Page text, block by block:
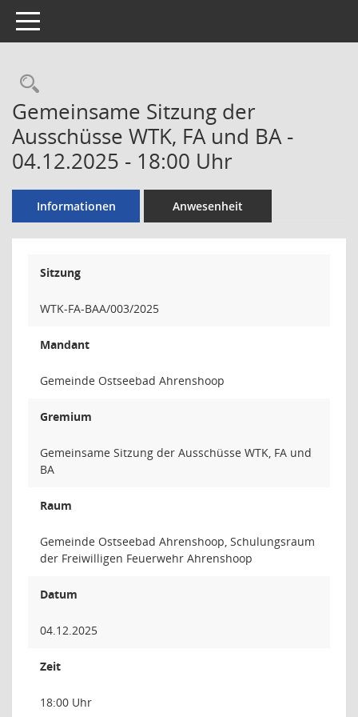
Toggle navigation
Rechercheauswahl
Gemeinsame Sitzung der
Ausschüsse WTK, FA und BA -
04.12.2025 - 18:00 Uhr
Informationen Anwesenheit
Sitzung
WTK-FA-BAA/003/2025
Mandant
Gemeinde Ostseebad Ahrenshoop
Gremium
Gemeinsame Sitzung der Ausschüsse WTK, FA und
BA
Raum
Gemeinde Ostseebad Ahrenshoop, Schulungsraum
der Freiwilligen Feuerwehr Ahrenshoop
Datum
04.12.2025
Zeit
18:00 Uhr